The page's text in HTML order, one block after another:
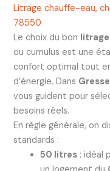
Litrage chauffe-eau,
78550
Le choix du bon litrage
ou cumulus est une
confort optimal tout
d’énergie. Dans
vous guident pour
besoins réels.
En règle générale, on
standards :
50 litres: idéal